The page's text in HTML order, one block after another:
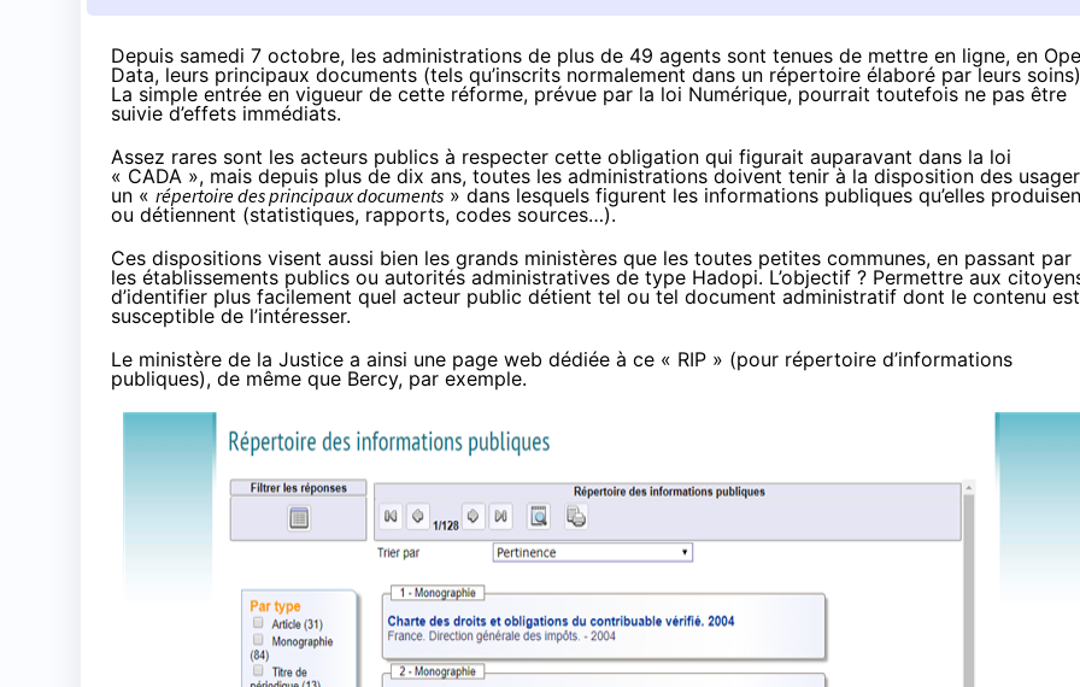
Depuis samedi 7 octobre, les administrations de plus de 49 agents sont tenues de mettre en ligne, en
Data, leurs principaux documents (tels qu’inscrits normalement dans un répertoire élaboré par leurs
La simple entrée en vigueur de cette réforme, prévue par la loi Numérique, pourrait toutefois ne pas être
suivie d’effets immédiats.
Assez rares sont les acteurs publics à respecter cette obligation qui figurait auparavant dans la loi
« CADA », mais depuis plus de dix ans, toutes les administrations doivent tenir à la disposition des
un « répertoire des principaux documents » dans lesquels figurent les informations publiques qu’elles
ou détiennent (statistiques, rapports, codes sources…).
Ces dispositions visent aussi bien les grands ministères que les toutes petites communes, en passant par
les établissements publics ou autorités administratives de type Hadopi. L’objectif ? Permettre aux
d’identifier plus facilement quel acteur public détient tel ou tel document administratif dont le contenu est
susceptible de l’intéresser.
Le ministère de la Justice a ainsi une page web dédiée à ce « RIP » (pour répertoire d’informations
publiques), de même que Bercy, par exemple.